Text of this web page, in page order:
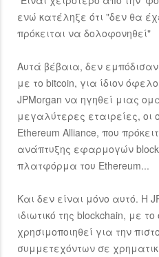
ενώ κατέληξε ότι "δεν θα
πρόκειται να δολοφονηθεί"
Αυτά βέβαια, δεν εμπόδισαν
με το bitcoin, για ίδιον
JPMorgan να ηγηθεί μιας
μεγαλύτερες εταιρείες, οι
Ethereum Alliance, που
ανάπτυξης εφαρμογών
πλατφόρμα του Ethereum...
Και δεν είναι μόνο αυτό. Η
ιδιωτικό της blockchain, με
χρησιμοποιηθεί για την
συμμετεχόντων σε